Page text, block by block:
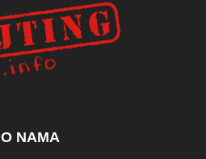
O NAMA